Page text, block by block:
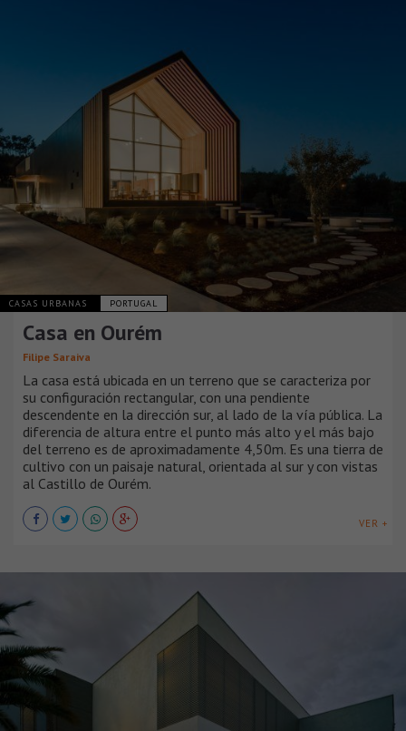
CASAS URBANAS PORTUGAL
Casa en Ourém
Filipe Saraiva
La casa está ubicada en un terreno que se caracteriza por
su configuración rectangular, con una pendiente
descendente en la dirección sur, al lado de la vía pública. La
diferencia de altura entre el punto más alto y el más bajo
del terreno es de aproximadamente 4,50m. Es una tierra de
cultivo con un paisaje natural, orientada al sur y con vistas
al Castillo de Ourém.
VER +